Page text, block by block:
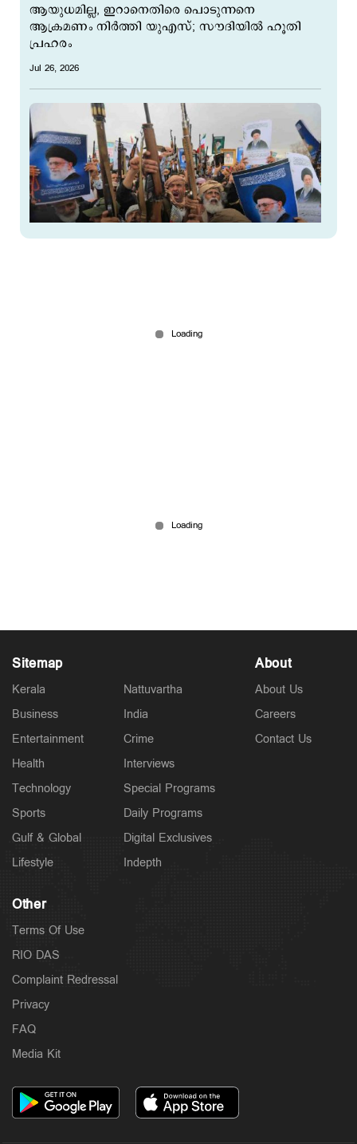
ആയുധമില്ല, ഇറാനെതിരെ പൊടുന്നനെ
ആക്രമണം നിര്‍ത്തി യുഎസ്; സൗദിയില്‍ ഹൂതി
പ്രഹരം
Jul 26, 2026
Sitemap
Kerala
Business
Entertainment
Health
Technology
Sports
Gulf & Global
Lifestyle
Nattuvartha
India
Crime
Interviews
Special Programs
Daily Programs
Digital Exclusives
Indepth
About
About Us
Careers
Contact Us
Other
Terms Of Use
RIO DAS
Complaint Redressal
Privacy
FAQ
Media Kit